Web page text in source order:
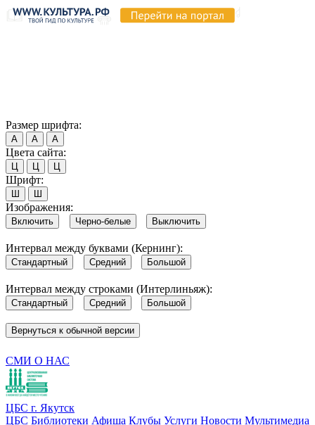
Размер шрифта:
А А А
Цвета сайта:
Ц Ц Ц
Шрифт:
Ш Ш
Изображения:
Включить Черно-белые Выключить
Интервал между буквами (Кернинг):
Стандартный Средний Большой
Интервал между строками (Интерлиньяж):
Стандартный Средний Большой
Вернуться к обычной версии
СМИ О НАС
ЦБС г. Якутск
ЦБС Библиотеки Афиша Клубы Услуги Новости Мультимедиа